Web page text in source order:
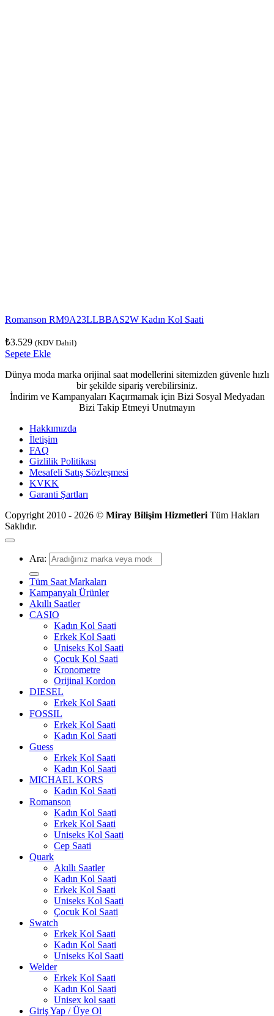
Romanson RM9A23LLBBAS2W Kadın Kol Saati
₺3.529 (KDV Dahil)
Sepete Ekle
Dünya moda marka orijinal saat modellerini sitemizden güvenle hızlı
bir şekilde sipariş verebilirsiniz.
İndirim ve Kampanyaları Kaçırmamak için Bizi Sosyal Medyadan
Bizi Takip Etmeyi Unutmayın
Hakkımızda
İletişim
FAQ
Gizlilik Politikası
Mesafeli Satış Sözleşmesi
KVKK
Garanti Şartları
Copyright 2010 - 2026 © Miray Bilişim Hizmetleri Tüm Hakları
Saklıdır.
Ara:
Tüm Saat Markaları
Kampanyalı Ürünler
Akıllı Saatler
CASIO
Kadın Kol Saati
Erkek Kol Saati
Uniseks Kol Saati
Çocuk Kol Saati
Kronometre
Orijinal Kordon
DIESEL
Erkek Kol Saati
FOSSIL
Erkek Kol Saati
Kadın Kol Saati
Guess
Erkek Kol Saati
Kadın Kol Saati
MICHAEL KORS
Kadın Kol Saati
Romanson
Kadın Kol Saati
Erkek Kol Saati
Uniseks Kol Saati
Cep Saati
Quark
Akıllı Saatler
Kadın Kol Saati
Erkek Kol Saati
Uniseks Kol Saati
Çocuk Kol Saati
Swatch
Erkek Kol Saati
Kadın Kol Saati
Uniseks Kol Saati
Welder
Erkek Kol Saati
Kadın Kol Saati
Unisex kol saati
Giriş Yap / Üye Ol